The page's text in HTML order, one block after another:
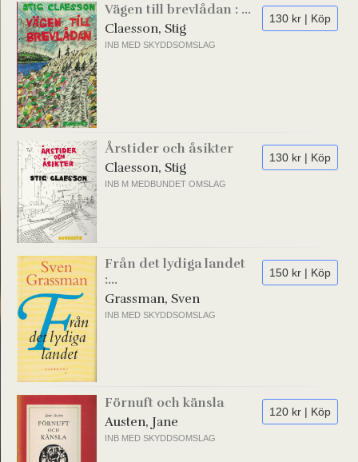
130 kr | Köp
Vägen till brevlådan : ...
Claesson, Stig
INB MED SKYDDSOMSLAG
130 kr | Köp
Årstider och åsikter
Claesson, Stig
INB M MEDBUNDET OMSLAG
150 kr | Köp
Från det lydiga landet
:...
Grassman, Sven
INB MED SKYDDSOMSLAG
120 kr | Köp
Förnuft och känsla
Austen, Jane
INB MED SKYDDSOMSLAG